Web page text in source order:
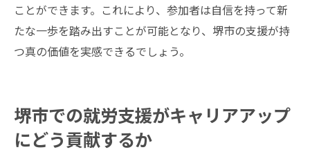
ことができます。これにより、参加者は自信を持って新
たな一歩を踏み出すことが可能となり、堺市の支援が持
つ真の価値を実感できるでしょう。
堺市での就労支援がキャリアアップ
にどう貢献するか